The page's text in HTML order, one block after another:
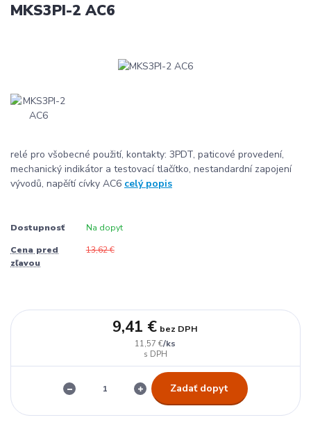
MKS3PI-2 AC6
relé pro všobecné použití, kontakty: 3PDT, paticové provedení,
mechanický indikátor a testovací tlačítko, nestandardní zapojení
vývodů, napěítí cívky AC6 celý popis
Dostupnosť Na dopyt
Cena pred
zľavou
13,62 €
11,57 €/ks
9,41 € bez DPH
Zadať dopyt